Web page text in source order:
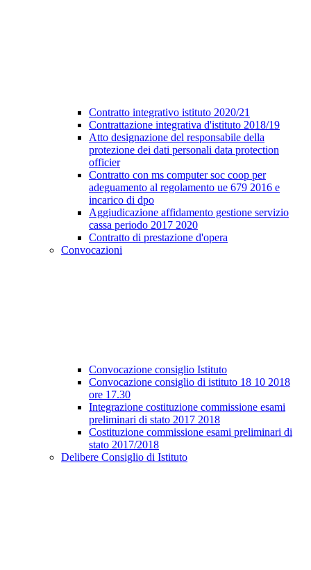
Contratto integrativo istituto 2020/21
Contrattazione integrativa d'istituto 2018/19
Atto designazione del responsabile della
protezione dei dati personali data protection
officier
Contratto con ms computer soc coop per
adeguamento al regolamento ue 679 2016 e
incarico di dpo
Aggiudicazione affidamento gestione servizio
cassa periodo 2017 2020
Contratto di prestazione d'opera
Convocazioni
Convocazione consiglio Istituto
Convocazione consiglio di istituto 18 10 2018
ore 17.30
Integrazione costituzione commissione esami
preliminari di stato 2017 2018
Costituzione commissione esami preliminari di
stato 2017/2018
Delibere Consiglio di Istituto